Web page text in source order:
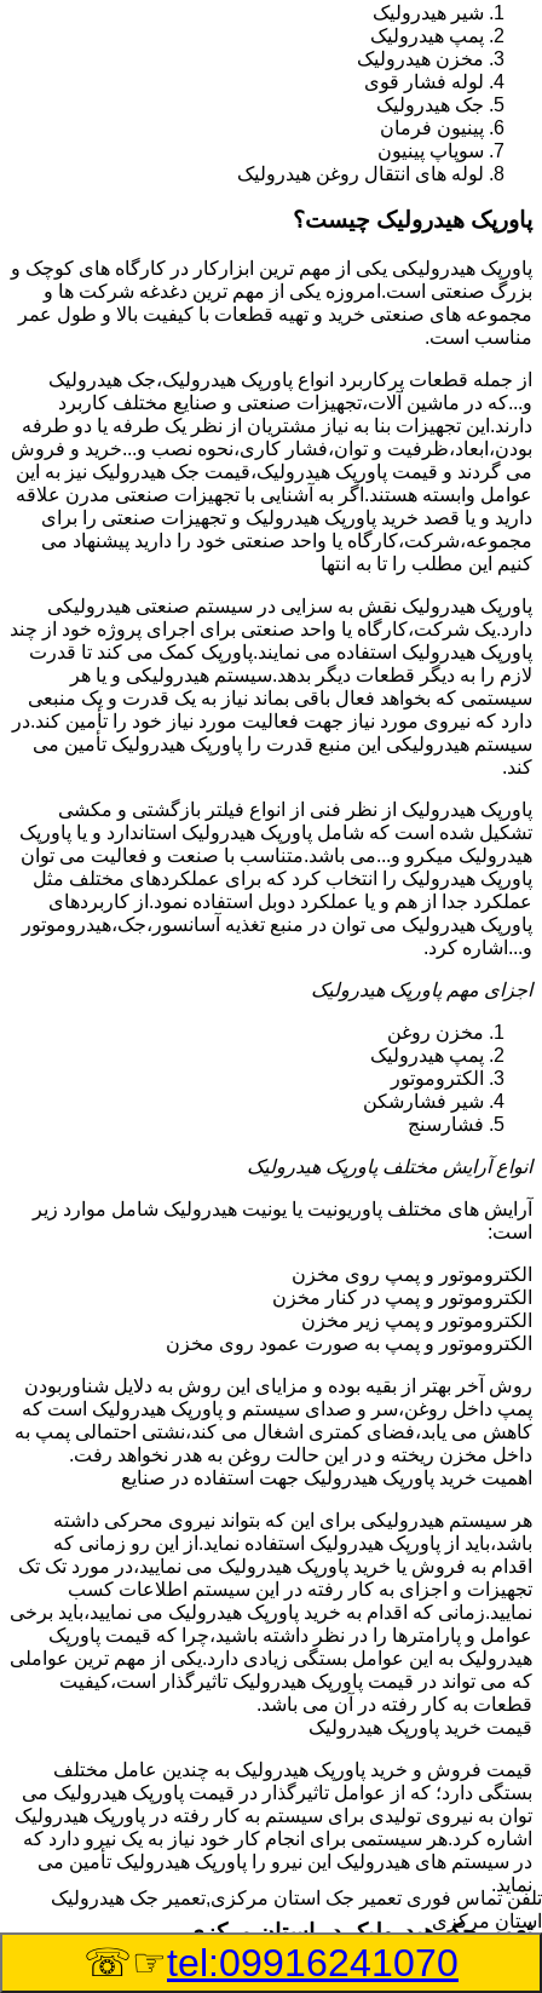
شیر هیدرولیک
پمپ هیدرولیک
مخزن هیدرولیک
لوله فشار قوی
جک هیدرولیک
پینیون فرمان
سوپاپ پینیون
لوله های انتقال روغن هیدرولیک
پاورپک هیدرولیک چیست؟
پاورپک هیدرولیکی یکی از مهم ترین ابزارکار در کارگاه های کوچک و
بزرگ صنعتی است.امروزه یکی از مهم ترین دغدغه شرکت ها و
مجموعه های صنعتی خرید و تهیه قطعات با کیفیت بالا و طول عمر
مناسب است.
از جمله قطعات پرکاربرد انواع پاورپک هیدرولیک،جک هیدرولیک
و...که در ماشین آلات،تجهیزات صنعتی و صنایع مختلف کاربرد
دارند.این تجهیزات بنا به نیاز مشتریان از نظر یک طرفه یا دو طرفه
بودن،ابعاد،ظرفیت و توان،فشار کاری،نحوه نصب و...خرید و فروش
می گردند و قیمت پاورپک هیدرولیک،قیمت جک هیدرولیک نیز به این
عوامل وابسته هستند.اگر به آشنایی با تجهیزات صنعتی مدرن علاقه
دارید و یا قصد خرید پاورپک هیدرولیک و تجهیزات صنعتی را برای
مجموعه،شرکت،کارگاه یا واحد صنعتی خود را دارید پیشنهاد می
کنیم این مطلب را تا به انتها
پاورپک هیدرولیک نقش به سزایی در سیستم صنعتی هیدرولیکی
دارد.یک شرکت،کارگاه یا واحد صنعتی برای اجرای پروژه خود از چند
پاورپک هیدرولیک استفاده می نمایند.پاورپک کمک می کند تا قدرت
لازم را به دیگر قطعات دیگر بدهد.سیستم هیدرولیکی و یا هر
سیستمی که بخواهد فعال باقی بماند نیاز به یک قدرت و یک منبعی
دارد که نیروی مورد نیاز جهت فعالیت مورد نیاز خود را تأمین کند.در
سیستم هیدرولیکی این منبع قدرت را پاورپک هیدرولیک تأمین می
کند.
پاورپک هیدرولیک از نظر فنی از انواع فیلتر بازگشتی و مکشی
تشکیل شده است که شامل پاورپک هیدرولیک استاندارد و یا پاورپک
هیدرولیک میکرو و...می باشد.متناسب با صنعت و فعالیت می توان
پاورپک هیدرولیک را انتخاب کرد که برای عملکردهای مختلف مثل
عملکرد جدا از هم و یا عملکرد دوبل استفاده نمود.از کاربردهای
پاورپک هیدرولیک می توان در منبع تغذیه آسانسور،جک،هیدروموتور
و...اشاره کرد.
اجزای مهم پاورپک هیدرولیک
مخزن روغن
پمپ هیدرولیک
الکتروموتور
شیر فشارشکن
فشارسنج
انواع آرایش مختلف پاورپک هیدرولیک
آرایش های مختلف پاوریونیت یا یونیت هیدرولیک شامل موارد زیر
است:
الکتروموتور و پمپ روی مخزن
الکتروموتور و پمپ در کنار مخزن
الکتروموتور و پمپ زیر مخزن
الکتروموتور و پمپ به صورت عمود روی مخزن
روش آخر بهتر از بقیه بوده و مزایای این روش به دلایل شناوربودن
پمپ داخل روغن،سر و صدای سیستم و پاورپک هیدرولیک است که
کاهش می یابد،فضای کمتری اشغال می کند،نشتی احتمالی پمپ به
داخل مخزن ریخته و در این حالت روغن به هدر نخواهد رفت.
اهمیت خرید پاورپک هیدرولیک جهت استفاده در صنایع
هر سیستم هیدرولیکی برای این که بتواند نیروی محرکی داشته
باشد،باید از پاورپک هیدرولیک استفاده نماید.از این رو زمانی که
اقدام به فروش یا خرید پاورپک هیدرولیک می نمایید،در مورد تک تک
تجهیزات و اجزای به کار رفته در این سیستم اطلاعات کسب
نمایید.زمانی که اقدام به خرید پاورپک هیدرولیک می نمایید،باید برخی
عوامل و پارامترها را در نظر داشته باشید،چرا که قیمت پاورپک
هیدرولیک به این عوامل بستگی زیادی دارد.یکی از مهم ترین عواملی
که می تواند در قیمت پاورپک هیدرولیک تاثیرگذار است،کیفیت
قطعات به کار رفته در آن می باشد.
قیمت خرید پاورپک هیدرولیک
قیمت فروش و خرید پاورپک هیدرولیک به چندین عامل مختلف
بستگی دارد؛ که از عوامل تاثیرگذار در قیمت پاورپک هیدرولیک می
توان به نیروی تولیدی برای سیستم به کار رفته در پاورپک هیدرولیک
اشاره کرد.هر سیستمی برای انجام کار خود نیاز به یک نیرو دارد که
در سیستم های هیدرولیک این نیرو را پاورپک هیدرولیک تأمین می
نماید.
تعمیر جک هیدرولیک در استان مرکزی
وسیله‎ای که با عملکرد خود موجب بلند شدن اهرم و یا وزن سنگین
تلفن تماس فوری تعمیر جک استان مرکزی,تعمیر جک هیدرولیک
استان مرکزی
tel:09916241070
☞☏